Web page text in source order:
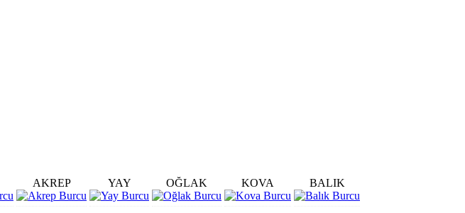
AKREP YAY OĞLAK KOVA BALIK